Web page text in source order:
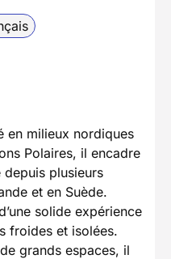
en milieux nordiques
Polaires, il encadre
depuis plusieurs
et en Suède.
solide expérience
froides et isolées.
grands espaces, il